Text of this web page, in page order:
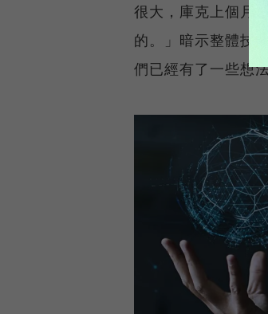
很大，庫克上個月
的。」暗示整體技
們已經有了一些想